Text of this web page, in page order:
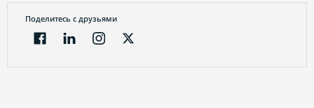
Поделитесь с друзьями